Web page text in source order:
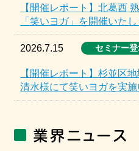
【開催レポート】北葛西
「笑いヨガ」を開催いた
2026.7.15 セミナー
【開催レポート】杉並区
清水様にて笑いヨガを実